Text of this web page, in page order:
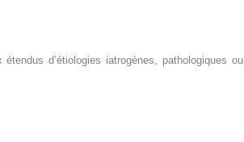
d’étiologies iatrogènes, pathologiques ou